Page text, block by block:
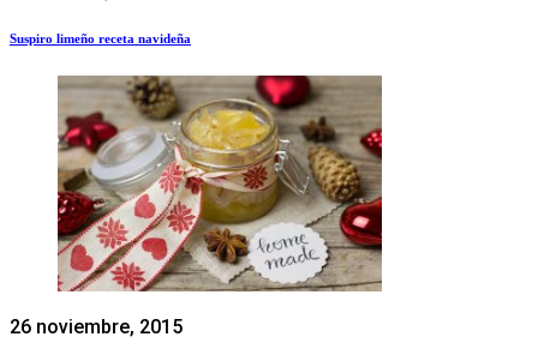
Suspiro limeño receta navideña
26 noviembre, 2015